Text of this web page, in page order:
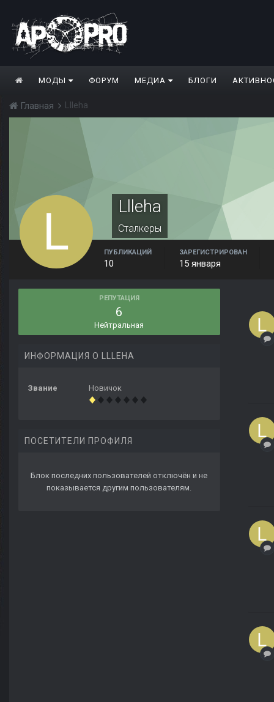
МОДЫ ФОРУМ МЕДИА БЛОГИ
Главная Llleha
Llleha
Сталкеры
ПУБЛИКАЦИЙ
10
ЗАРЕГИСТРИРОВАН
15 января
РЕПУТАЦИЯ
6
Нейтральная
ИНФОРМАЦИЯ О LLLEHA
Звание Новичок
ПОСЕТИТЕЛИ ПРОФИЛЯ
Блок последних пользователей отключён и не
показывается другим пользователям.